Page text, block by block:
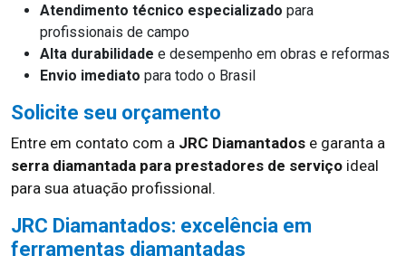
Atendimento técnico especializado para
profissionais de campo
Alta durabilidade e desempenho em obras e reformas
Envio imediato para todo o Brasil
Solicite seu orçamento
Entre em contato com a JRC Diamantados e garanta a
serra diamantada para prestadores de serviço ideal
para sua atuação profissional.
JRC Diamantados: excelência em
ferramentas diamantadas